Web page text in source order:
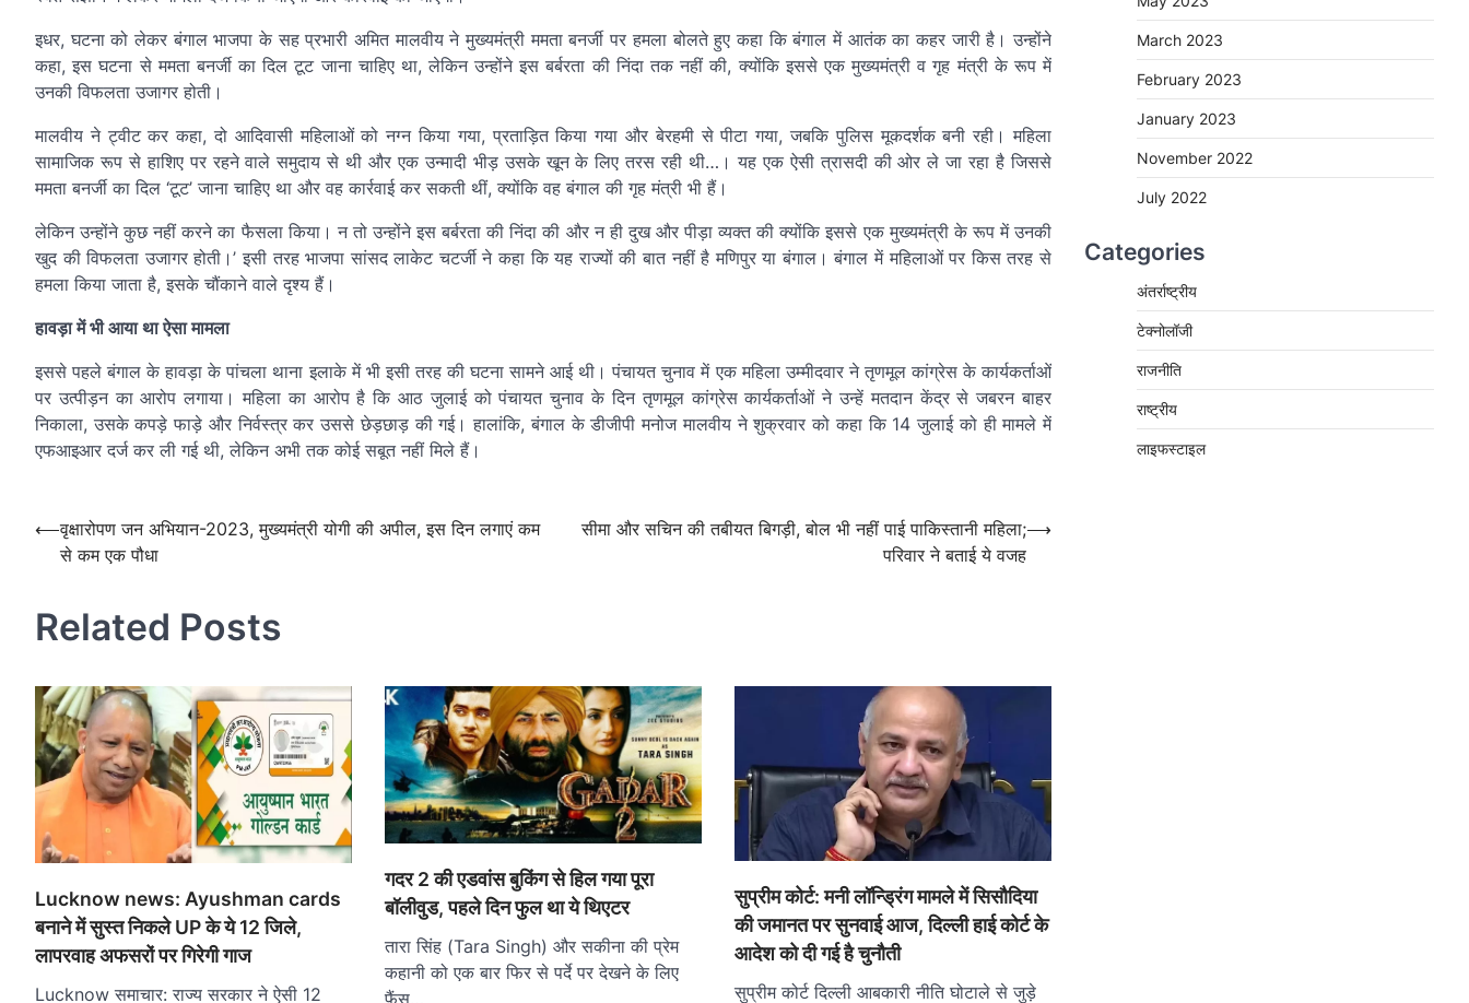
इधर, घटना को लेकर बंगाल भाजपा के सह प्रभारी अमित मालवीय ने मुख्यमंत्री ममता बनर्जी पर हमला बोलते हुए कहा कि बंगाल में आतंक का कहर जारी है। उन्होंने
कहा, इस घटना से ममता बनर्जी का दिल टूट जाना चाहिए था, लेकिन उन्होंने इस बर्बरता की निंदा तक नहीं की, क्योंकि इससे एक मुख्यमंत्री व गृह मंत्री के रूप में
उनकी विफलता उजागर होती।
मालवीय ने ट्वीट कर कहा, दो आदिवासी महिलाओं को नग्न किया गया, प्रताड़ित किया गया और बेरहमी से पीटा गया, जबकि पुलिस मूकदर्शक बनी रही। महिला
सामाजिक रूप से हाशिए पर रहने वाले समुदाय से थी और एक उन्मादी भीड़ उसके खून के लिए तरस रही थी…। यह एक ऐसी त्रासदी की ओर ले जा रहा है जिससे
ममता बनर्जी का दिल ‘टूट’ जाना चाहिए था और वह कार्रवाई कर सकती थीं, क्योंकि वह बंगाल की गृह मंत्री भी हैं।
लेकिन उन्होंने कुछ नहीं करने का फैसला किया। न तो उन्होंने इस बर्बरता की निंदा की और न ही दुख और पीड़ा व्यक्त की क्योंकि इससे एक मुख्यमंत्री के रूप में उनकी
खुद की विफलता उजागर होती।’ इसी तरह भाजपा सांसद लाकेट चटर्जी ने कहा कि यह राज्यों की बात नहीं है मणिपुर या बंगाल। बंगाल में महिलाओं पर किस तरह से
हमला किया जाता है, इसके चौंकाने वाले दृश्य हैं।
हावड़ा में भी आया था ऐसा मामला
इससे पहले बंगाल के हावड़ा के पांचला थाना इलाके में भी इसी तरह की घटना सामने आई थी। पंचायत चुनाव में एक महिला उम्मीदवार ने तृणमूल कांग्रेस के कार्यकर्ताओं
पर उत्पीड़न का आरोप लगाया। महिला का आरोप है कि आठ जुलाई को पंचायत चुनाव के दिन तृणमूल कांग्रेस कार्यकर्ताओं ने उन्हें मतदान केंद्र से जबरन बाहर
निकाला, उसके कपड़े फाड़े और निर्वस्त्र कर उससे छेड़छाड़ की गई। हालांकि, बंगाल के डीजीपी मनोज मालवीय ने शुक्रवार को कहा कि 14 जुलाई को ही मामले में
एफआइआर दर्ज कर ली गई थी, लेकिन अभी तक कोई सबूत नहीं मिले हैं।
navigation
Post
navigation
⟵वृक्षारोपण जन अभियान-2023, मुख्यमंत्री योगी की अपील, इस दिन लगाएं कम
से कम एक पौधा
सीमा और सचिन की तबीयत बिगड़ी, बोल भी नहीं पाई पाकिस्तानी महिला;
परिवार ने बताई ये वजह
⟶
Related Posts
Lucknow news: Ayushman cards
बनाने में सुस्त निकले UP के ये 12 जिले,
लापरवाह अफसरों पर गिरेगी गाज
Lucknow समाचार: राज्य सरकार ने ऐसी 12
गदर 2 की एडवांस बुकिंग से हिल गया पूरा
बॉलीवुड, पहले दिन फुल था ये थिएटर
तारा सिंह (Tara Singh) और सकीना की प्रेम
कहानी को एक बार फिर से पर्दे पर देखने के लिए
फैंस…
सुप्रीम कोर्ट: मनी लॉन्ड्रिंग मामले में सिसौदिया
की जमानत पर सुनवाई आज, दिल्ली हाई कोर्ट के
आदेश को दी गई है चुनौती
सुप्रीम कोर्ट दिल्ली आबकारी नीति घोटाले से जुड़े
March 2023
February 2023
January 2023
November 2022
July 2022
Categories
अंतर्राष्ट्रीय
टेक्नोलॉजी
राजनीति
राष्ट्रीय
लाइफस्टाइल